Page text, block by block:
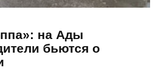
на Ады
бьются о